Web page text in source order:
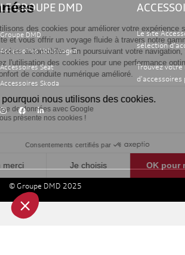
LE GROUPE DMD
Groupe DMD
Accessoires Volkswagen
Accessoires Seat
Accessoires Skoda
Le site
sélection
Trouvez
d'accessoires
© Groupe DMD 2025